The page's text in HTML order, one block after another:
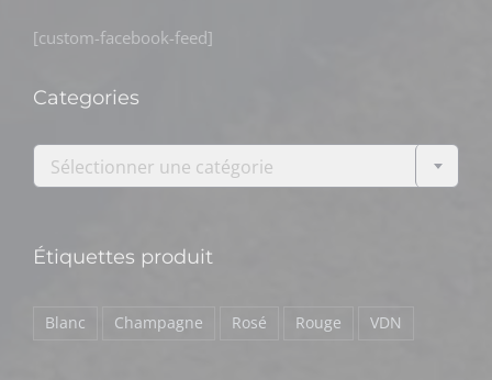
[custom-facebook-feed]
Categories
Sélectionner une catégorie
Étiquettes produit
Blanc Champagne Rosé Rouge VDN